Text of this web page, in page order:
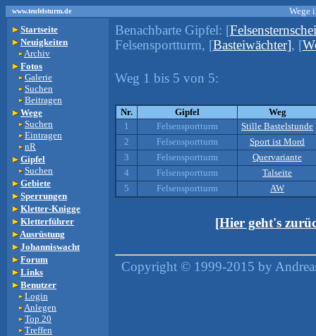
www.teufelsturm.de
Wege
Startseite
Neuigkeiten
Archiv
Fotos
Galerie
Suchen
Beitragen
Wege
Suchen
Eintragen
nR
Gipfel
Suchen
Gebiete
Sperrungen
Kletter-Knigge
Kletterführer
Ausrüstung
Johanniswacht
Forum
Links
Benutzer
Login
Anlegen
Top 20
Treffen
Benachbarte Gipfel: [
Felsensportturm, [Basteiwächter], [
Weg 1 bis 5 von 5:
Nr. Gipfel
Weg
1
Felsensportturm
Stille Bastelstunde
2
Felsensportturm
Sport ist Mord
3
Felsensportturm
Quervariante
4
Felsensportturm
Talseite
5
Felsensportturm AW
[Hier geht's
Copyright © 1999-2015 by